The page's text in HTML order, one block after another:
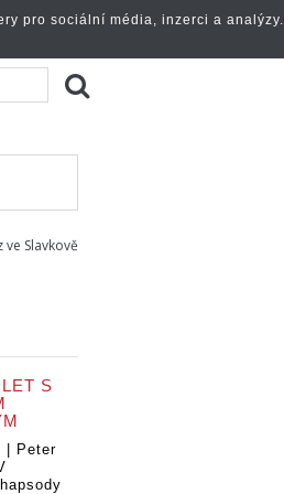
ve Slavkově
S
| Peter
pro sociální média, inzerci a analýzy.